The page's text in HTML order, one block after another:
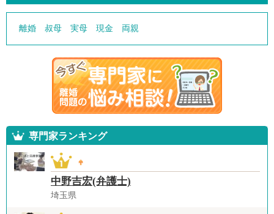
離婚 叔母 実母 現金 両親
専門家ランキング
中野吉宏(弁護士)
埼玉県